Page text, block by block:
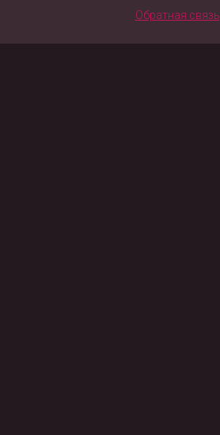
Обратная связь